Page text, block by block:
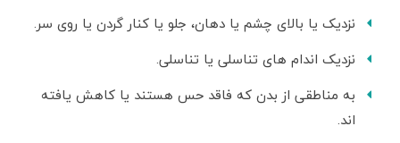
نزدیک یا بالای چشم یا دهان، جلو یا کنار گردن یا روی سر.
نزدیک اندام های تناسلی یا تناسلی.
به مناطقی از بدن که فاقد حس هستند یا کاهش یافته
اند.